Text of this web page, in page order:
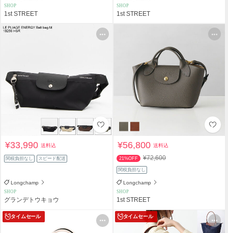
SHOP
1st STREET
SHOP
1st STREET
¥33,990送料込
関税負担なし スピード配送
Longchamp
SHOP
グランデトウキョウ
¥56,800送料込
21%OFF ¥72,600
関税負担なし
Longchamp
SHOP
1st STREET
タイムセール タイムセール